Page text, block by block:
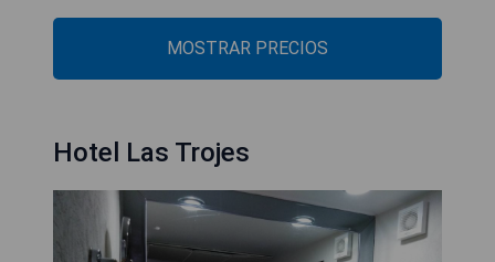
MOSTRAR PRECIOS
Hotel Las Trojes